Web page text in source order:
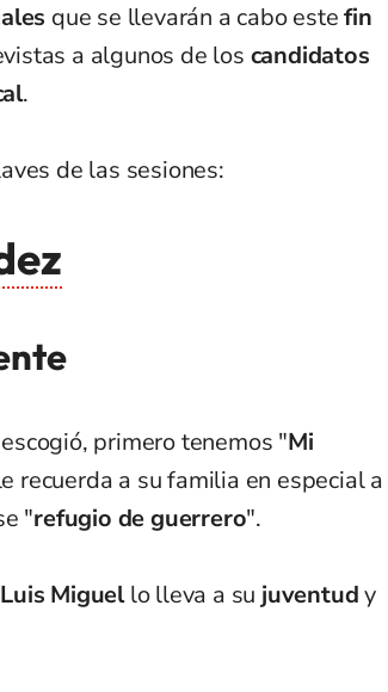
que se llevarán a cabo estefin
a algunos de los candidatos
.
de las sesiones:
primero tenemos "Mi
recuerda a su familia en especial a
"refugio de guerrero".
Luis Miguello lleva a su juventudy